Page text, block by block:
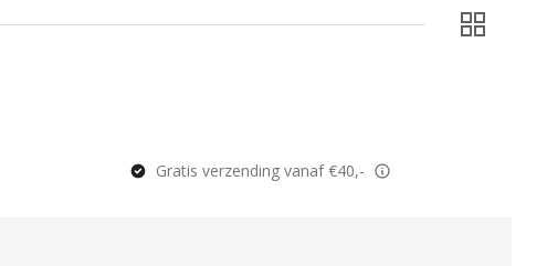
Gratis verzending vanaf €40,-